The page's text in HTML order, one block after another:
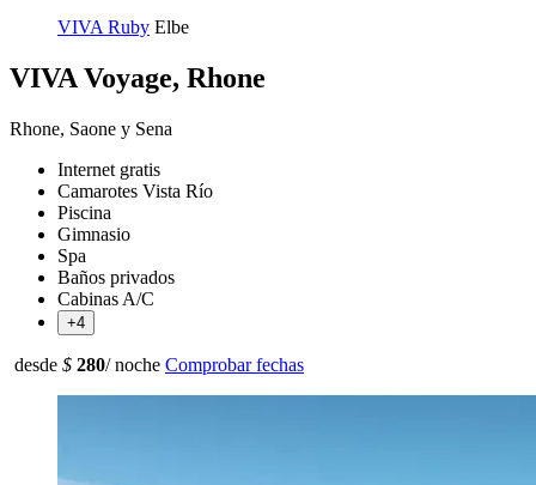
VIVA Ruby Elbe
VIVA Voyage, Rhone
Rhone, Saone y Sena
Internet gratis
Camarotes Vista Río
Piscina
Gimnasio
Spa
Baños privados
Cabinas A/C
+4
desde $ 280/ noche Comprobar fechas